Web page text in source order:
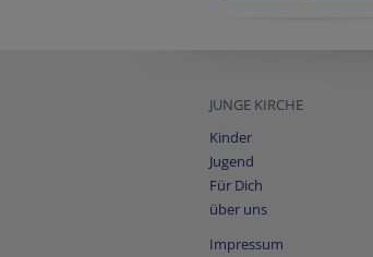
JUNGE KIRCHE
Kinder
Jugend
Für Dich
über uns
Impressum